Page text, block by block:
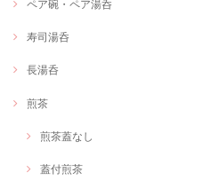
ペア碗・ペア湯呑
寿司湯呑
長湯呑
煎茶
煎茶蓋なし
蓋付煎茶